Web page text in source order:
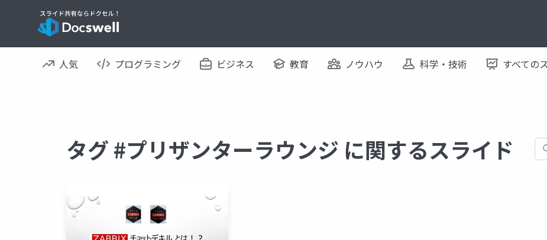
人気 プログラミング ビジネス 教育 ノウハウ 科学・技術 すべての
タグ #プリザンターラウンジ に関するスライド 検